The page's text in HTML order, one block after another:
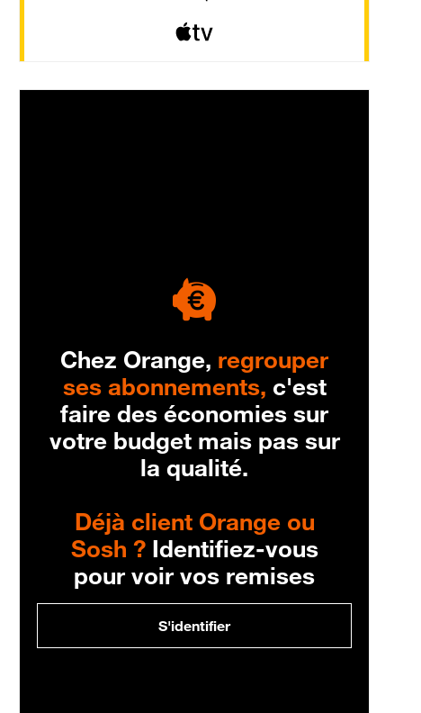
Chez Orange, regrouper
ses abonnements, c'est
faire des économies sur
votre budget mais pas sur
la qualité.
Déjà client Orange ou
Sosh ?Identifiez-vous
pour voir vos remises
S'identifier